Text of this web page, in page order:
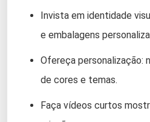
Invista em identidade
e embalagens
Ofereça personalização:
de cores e temas.
Faça vídeos curtos